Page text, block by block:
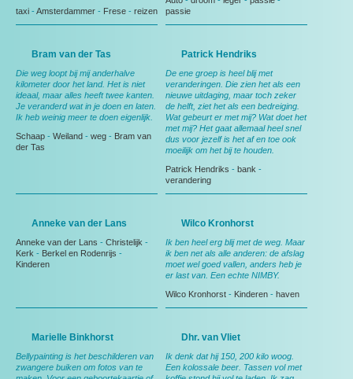
taxi - Amsterdammer - Frese - reizen
passie
Bram van der Tas
Die weg loopt bij mij anderhalve
kilometer door het land. Het is niet
ideaal, maar alles heeft twee kanten.
Je veranderd wat in je doen en laten.
Ik heb weinig meer te doen eigenlijk.
Schaap - Weiland - weg - Bram van
der Tas
Patrick Hendriks
De ene groep is heel blij met
veranderingen. Die zien het als een
nieuwe uitdaging, maar toch zeker
de helft, ziet het als een bedreiging.
Wat gebeurt er met mij? Wat doet het
met mij? Het gaat allemaal heel snel
dus voor jezelf is het af en toe ook
moeilijk om het bij te houden.
Patrick Hendriks - bank -
verandering
Anneke van der Lans
Anneke van der Lans - Christelijk -
Kerk - Berkel en Rodenrijs -
Kinderen
Wilco Kronhorst
Ik ben heel erg blij met de weg. Maar
ik ben net als alle anderen: de afslag
moet wel goed vallen, anders heb je
er last van. Een echte NIMBY.
Wilco Kronhorst - Kinderen - haven
Marielle Binkhorst
Bellypainting is het beschilderen van
zwangere buiken om fotos van te
Dhr. van Vliet
Ik denk dat hij 150, 200 kilo woog.
Een kolossale beer. Tassen vol met